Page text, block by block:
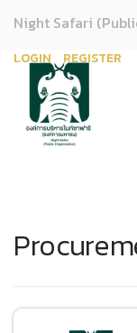
Night Safari
LOGIN REGISTER